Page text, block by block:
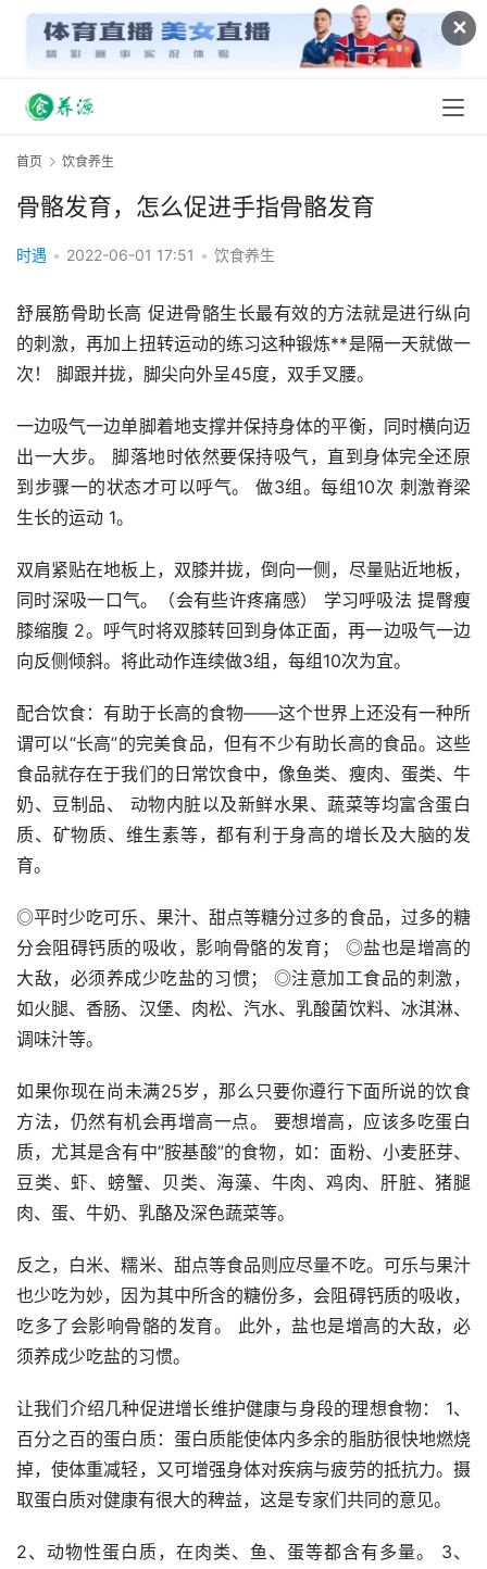
✕
首页 饮食养生
骨骼发育，怎么促进手指骨骼发育
时遇 • 2022-06-01 17:51 • 饮食养生
舒展筋骨助长高 促进骨骼生长最有效的方法就是进行纵向
的刺激，再加上扭转运动的练习这种锻炼**是隔一天就做一
次！ 脚跟并拢，脚尖向外呈45度，双手叉腰。
一边吸气一边单脚着地支撑并保持身体的平衡，同时横向迈
出一大步。 脚落地时依然要保持吸气，直到身体完全还原
到步骤一的状态才可以呼气。 做3组。每组10次 刺激脊梁
生长的运动 1。
双肩紧贴在地板上，双膝并拢，倒向一侧，尽量贴近地板，
同时深吸一口气。（会有些许疼痛感） 学习呼吸法 提臀瘦
膝缩腹 2。呼气时将双膝转回到身体正面，再一边吸气一边
向反侧倾斜。将此动作连续做3组，每组10次为宜。
配合饮食：有助于长高的食物——这个世界上还没有一种所
谓可以“长高”的完美食品，但有不少有助长高的食品。这些
食品就存在于我们的日常饮食中，像鱼类、瘦肉、蛋类、牛
奶、豆制品、 动物内脏以及新鲜水果、蔬菜等均富含蛋白
质、矿物质、维生素等，都有利于身高的增长及大脑的发
育。
◎平时少吃可乐、果汁、甜点等糖分过多的食品，过多的糖
分会阻碍钙质的吸收，影响骨骼的发育； ◎盐也是增高的
大敌，必须养成少吃盐的习惯； ◎注意加工食品的刺激，
如火腿、香肠、汉堡、肉松、汽水、乳酸菌饮料、冰淇淋、
调味汁等。
如果你现在尚未满25岁，那么只要你遵行下面所说的饮食
方法，仍然有机会再增高一点。 要想增高，应该多吃蛋白
质，尤其是含有中”胺基酸”的食物，如：面粉、小麦胚芽、
豆类、虾、螃蟹、贝类、海藻、牛肉、鸡肉、肝脏、猪腿
肉、蛋、牛奶、乳酪及深色蔬菜等。
反之，白米、糯米、甜点等食品则应尽量不吃。可乐与果汁
也少吃为妙，因为其中所含的糖份多，会阻碍钙质的吸收，
吃多了会影响骨骼的发育。 此外，盐也是增高的大敌，必
须养成少吃盐的习惯。
让我们介绍几种促进增长维护健康与身段的理想食物： 1、
百分之百的蛋白质：蛋白质能使体内多余的脂肪很快地燃烧
掉，使体重减轻，又可增强身体对疾病与疲劳的抵抗力。摄
取蛋白质对健康有很大的稗益，这是专家们共同的意见。
2、动物性蛋白质，在肉类、鱼、蛋等都含有多量。 3、